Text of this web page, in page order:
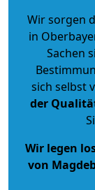
Wir sorgen
in
Sachen
sich selbst
der
Wir legen
von